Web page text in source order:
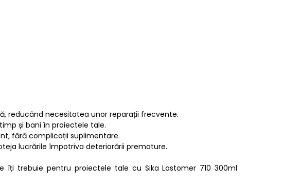
reducând necesitatea unor reparații frecvente.
și bani în proiectele tale.
fără complicații suplimentare.
lucrările împotriva deteriorării premature.
trebuie pentru proiectele tale cu Sika Lastomer 710 300ml